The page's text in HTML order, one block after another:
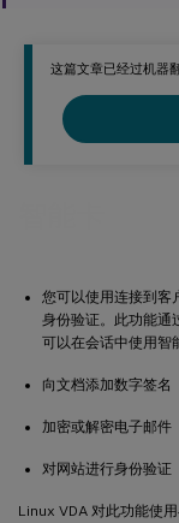
这篇文章已经过机器
您可以使用连接到客
身份验证。此功能通
可以在会话中使用智
向文档添加数字签名
加密或解密电子邮件
对网站进行身份验证
Linux VDA 对此功能使